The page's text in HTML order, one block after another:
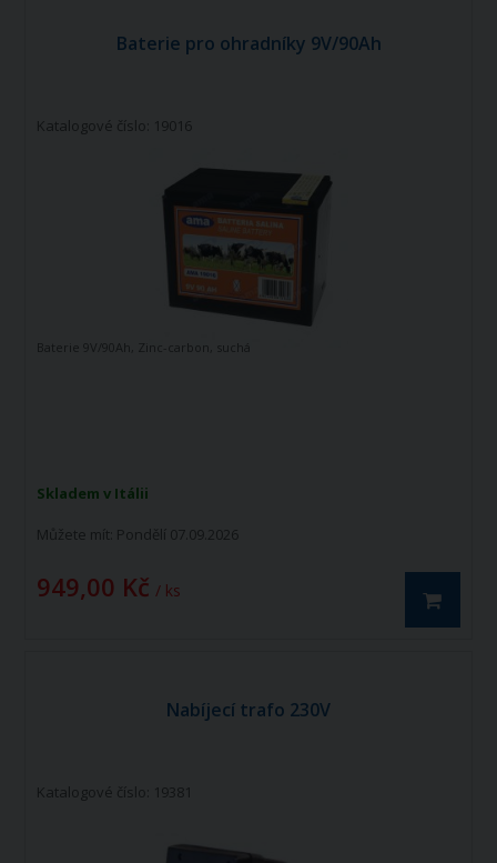
Baterie pro ohradníky 9V/90Ah
Katalogové číslo: 19016
Skladem v Itálii
Můžete mít: Pondělí 07.09.2026
949,00 Kč / ks
Baterie 9V/90Ah, Zinc-carbon, suchá
Nabíjecí trafo 230V
Katalogové číslo: 19381